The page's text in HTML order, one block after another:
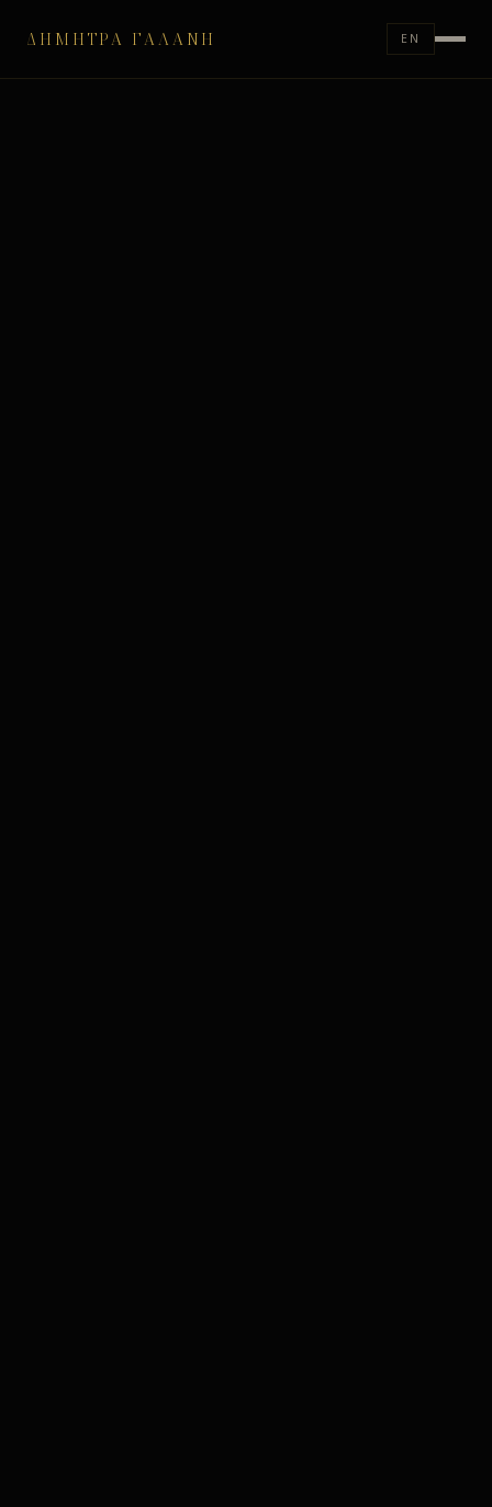
ΔΉΜΗΤΡΑ ΓΑΛΆΝΗ EN